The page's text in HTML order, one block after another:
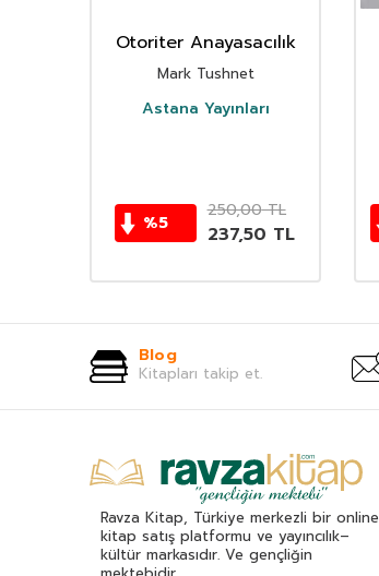
Otoriter Anayasacılık
Mark Tushnet
Astana Yayınları
%5
250,00TL
237,50 TL
Blog
Kitapları takip et.
Ravza Kitap, Türkiye merkezli bir online
kitap satış platformu ve yayıncılık–
kültür markasıdır. Ve gençliğin